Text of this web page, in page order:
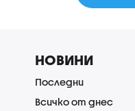
НОВИНИ
Последни
Всичко от днес